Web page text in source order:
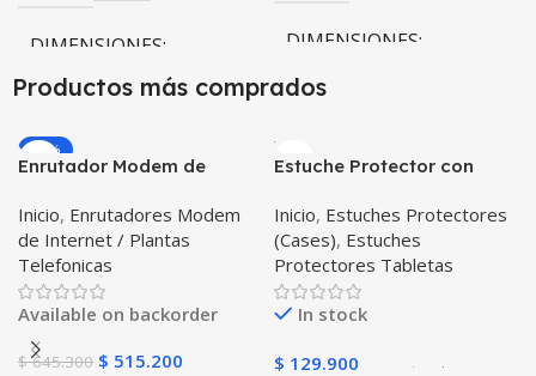
DIMENSIONES
COLOR
Negro,Azul , Verde ,Rosa
Azul Oscuro
DIMENSIONES
20 × 20 × 20 cm
Productos más comprados
-20%
Enrutador Modem de
Libre Todo Operador 4G
LTE SIMCARD
Inicio, Enrutadores Modem
de Internet / Plantas
Telefonicas
Available on backorder
$645.300 $ 515.200
Estuche Protector con
Tablet Samsung Galaxy
Tab A8 10.5 2021 – 2022
SM-x200 SM-x205 Anti
golpes con soporte
Inicio, Estuches Protectores
(Cases), Estuches
Protectores Tabletas
In stock
$ 129.900